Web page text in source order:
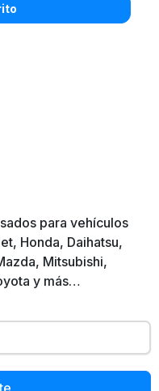
para vehículos
Honda, Daihatsu,
Mitsubishi,
y más…